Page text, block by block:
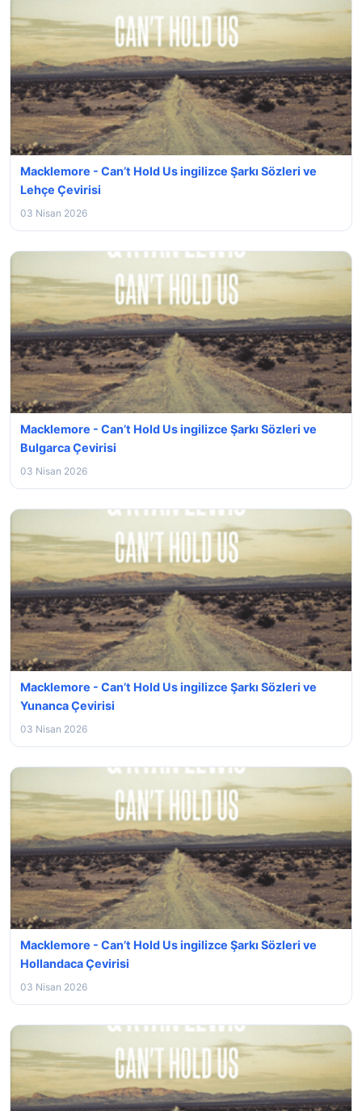
Macklemore - Can’t Hold Us ingilizce Şarkı Sözleri ve
Lehçe Çevirisi
03 Nisan 2026
Macklemore - Can’t Hold Us ingilizce Şarkı Sözleri ve
Bulgarca Çevirisi
03 Nisan 2026
Macklemore - Can’t Hold Us ingilizce Şarkı Sözleri ve
Yunanca Çevirisi
03 Nisan 2026
Macklemore - Can’t Hold Us ingilizce Şarkı Sözleri ve
Hollandaca Çevirisi
03 Nisan 2026